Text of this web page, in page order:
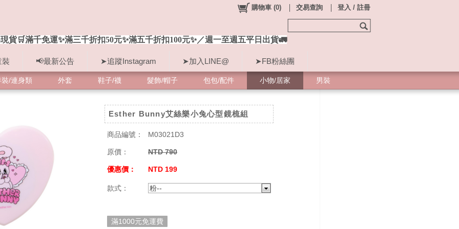
裝 📢最新公告 ➤追蹤Instagram ➤加入LINE@ ➤FB粉絲團
購物車 (0) 交易查詢 登入 / 註冊
貨🛒滿千免運✨滿三千折扣50元✨滿五千折扣100元✨／週一至週五平日出貨🚛
裝/連身類 外套 鞋子/襪 髮飾/帽子 包包/配件 小物/居家 男裝
Esther Bunny艾絲樂小兔心型鏡梳組
商品編號： M03021D3
原價： NTD 790
優惠價： NTD 199
款式： 粉--
滿1000元免運費